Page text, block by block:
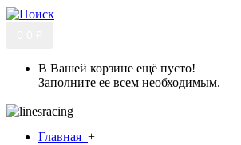
В Вашей корзине ещё пусто!
Заполните ее всем необходимым.
Главная +